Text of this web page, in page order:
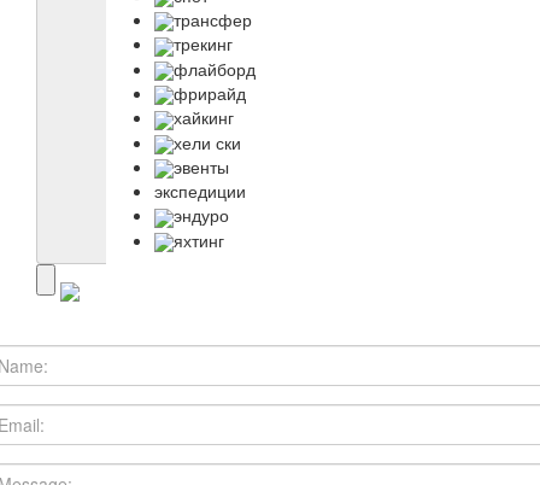
трансфер
трекинг
флайборд
фрирайд
хайкинг
хели ски
эвенты
экспедиции
эндуро
яхтинг